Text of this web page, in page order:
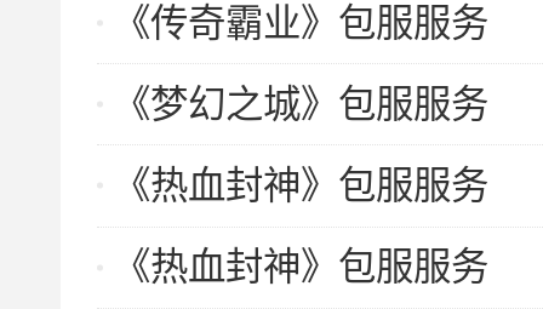
《传奇霸业》包服服务
《梦幻之城》包服服务
《热血封神》包服服务
《热血封神》包服服务